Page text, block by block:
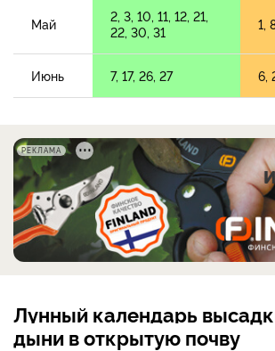
Май
2, 3, 10, 11, 12, 21,
22, 30, 31
1,
Июнь 7, 17, 26, 27 6,
РЕКЛАМА
Лунный календарь
дыни в открытую почву